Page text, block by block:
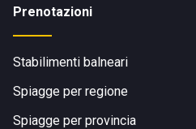
Prenotazioni
Stabilimenti balneari
Spiagge per regione
Spiagge per provincia